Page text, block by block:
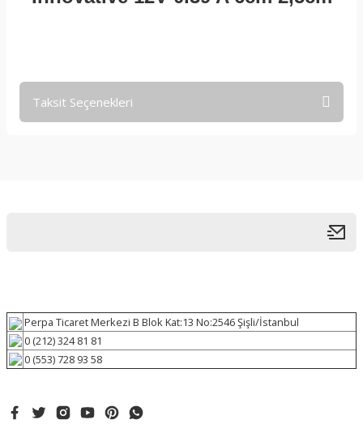
Taksit Seçenekleri
Perpa Ticaret Merkezi B Blok Kat:13 No:2546 Şişli/İstanbul
0 (212) 324 81 81
0 (553) 728 93 58